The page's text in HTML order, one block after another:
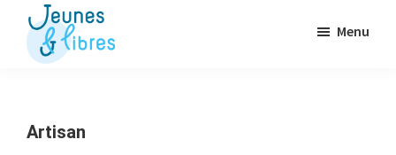
Passer
contenu
des
Menu
Artisan